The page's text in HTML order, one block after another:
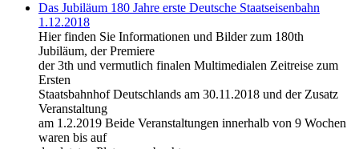
Das Jubiläum 180 Jahre erste Deutsche Staatseisenbahn
1.12.2018
Hier finden Sie Informationen und Bilder zum 180th
Jubiläum, der Premiere
der 3th und vermutlich finalen Multimedialen Zeitreise zum
Ersten
Staatsbahnhof Deutschlands am 30.11.2018 und der Zusatz
Veranstaltung
am 1.2.2019 Beide Veranstaltungen innerhalb von 9 Wochen
waren bis auf